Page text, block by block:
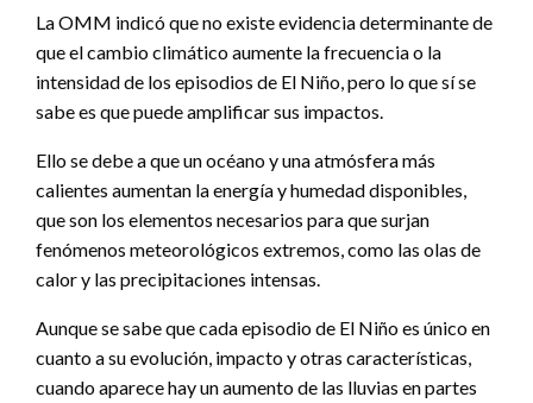
La OMM indicó que no existe evidencia determinante de
que el cambio climático aumente la frecuencia o la
intensidad de los episodios de El Niño, pero lo que sí se
sabe es que puede amplificar sus impactos.
Ello se debe a que un océano y una atmósfera más
calientes aumentan la energía y humedad disponibles,
que son los elementos necesarios para que surjan
fenómenos meteorológicos extremos, como las olas de
calor y las precipitaciones intensas.
Aunque se sabe que cada episodio de El Niño es único en
cuanto a su evolución, impacto y otras características,
cuando aparece hay un aumento de las lluvias en partes